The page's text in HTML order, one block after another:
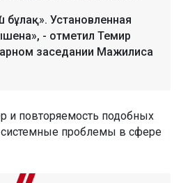
бұлақ». Установленная
- отметил Темир
заседании Мажилиса
и повторяемость подобных
проблемы в сфере